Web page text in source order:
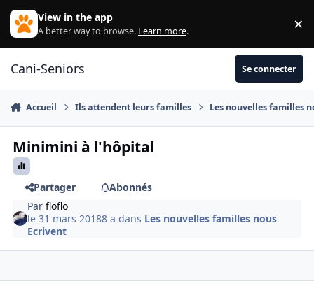
Aller au contenu
View in the app
A better way to browse. Learn more. ×
Cani-Seniors Se connecter
Accueil Ils attendent leurs familles Les nouvelles familles
Minimini à l'hôpital
Partager
Abonnés
Parfloflo
le 31 mars 20188 a dans Les nouvelles familles nous
Ecrivent